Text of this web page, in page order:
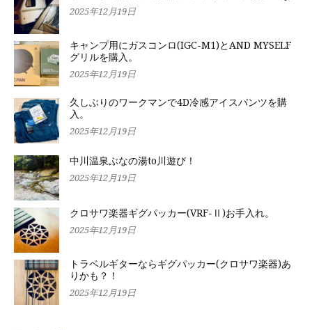
2025年12月19日
キャンプ用にガスコンロ(IGC-M1)とAND MYSELF
グリルを購入。
2025年12月19日
久しぶりのワークマンで4D冷感アイスパンツを購
入。
2025年12月19日
中川温泉ぶなの湯to川遊び！
2025年12月19日
クロサワ楽器ギグパッカー(VRF-Ⅱ)お手入れ。
2025年12月19日
トラベルギターならギグパッカー(クロサワ楽器)あ
りかも？！
2025年12月19日